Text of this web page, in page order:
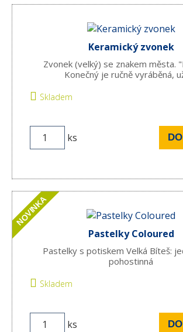
Keramický zvonek
Zvonek (velký) se znakem města.
Konečný je ručně vyráběná,
Skladem
ks
NOVINKA
Pastelky Coloured
Pastelky s potiskem Velká Bíteš:
pohostinná
Skladem
ks